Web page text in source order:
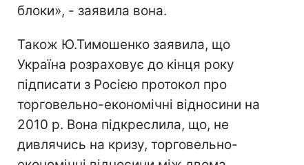
блоки», - заявила вона.
Також Ю.Тимошенко заявила, що
Україна розраховує до кінця року
підписати з Росією протокол про
торговельно-економічні відносини на
2010 р. Вона підкреслила, що, не
дивлячись на кризу, торговельно-